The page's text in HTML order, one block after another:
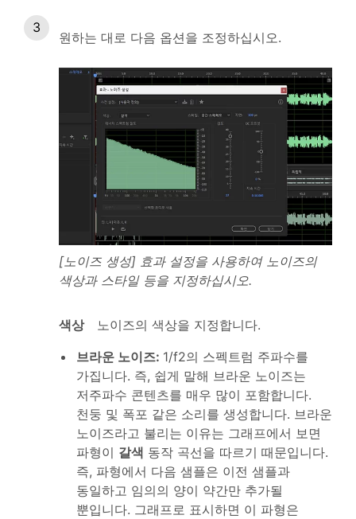
원하는 대로 다음 옵션을 조정하십시오.
[노이즈 생성] 효과 설정을 사용하여 노이즈의
색상과 스타일 등을 지정하십시오.
색상
노이즈의 색상을 지정합니다.
브라운 노이즈: 1/f2의 스펙트럼 주파수를
가집니다. 즉, 쉽게 말해 브라운 노이즈는
저주파수 콘텐츠를 매우 많이 포함합니다.
천둥 및 폭포 같은 소리를 생성합니다. 브라운
노이즈라고 불리는 이유는 그래프에서 보면
파형이 갈색 동작 곡선을 따르기 때문입니다.
즉, 파형에서 다음 샘플은 이전 샘플과
동일하고 임의의 양이 약간만 추가될
뿐입니다. 그래프로 표시하면 이 파형은